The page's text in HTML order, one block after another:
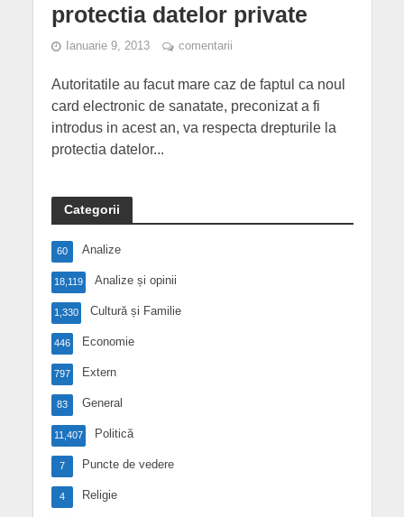
protectia datelor private
Ianuarie 9, 2013 comentarii
Autoritatile au facut mare caz de faptul ca noul
card electronic de sanatate, preconizat a fi
introdus in acest an, va respecta drepturile la
protectia datelor...
Categorii
Analize
60
Analize și opinii
18,119
Cultură și Familie
1,330
Economie
446
Extern
797
General
83
Politică
11,407
Puncte de vedere
7
Religie
4